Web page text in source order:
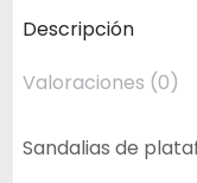
Descripción
Valoraciones (0)
Sandalias de